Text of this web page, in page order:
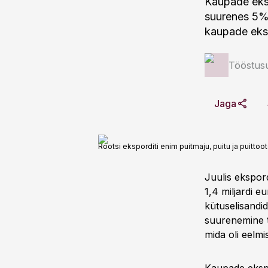
suurenes
kaupade
Jaga
Rootsi eksporditi enim puitmaju, puitu ja
Juulis
1,4 miljardi
suurenemine
mida oli